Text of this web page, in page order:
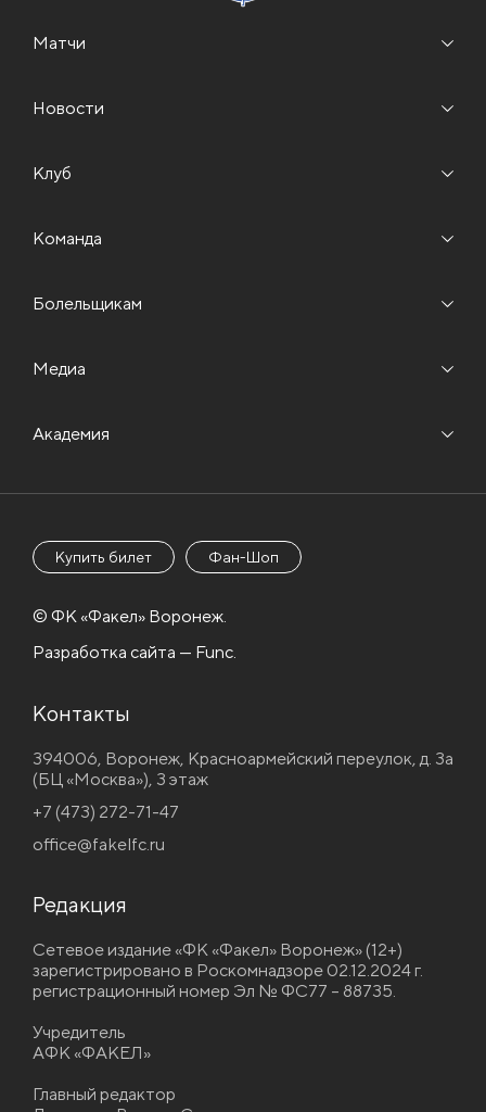
Матчи
Новости
Клуб
Команда
Болельщикам
Медиа
Академия
Купить билет Фан-Шоп
© ФК «Факел» Воронеж.
Разработка сайта — Func.
Контакты
394006, Воронеж, Красноармейский переулок, д. 3а
(БЦ «Москва»), 3 этаж
+7 (473) 272-71-47
office@fakelfc.ru
Редакция
Сетевое издание «ФК «Факел» Воронеж» (12+)
зарегистрировано в Роскомнадзоре 02.12.2024 г.
регистрационный номер Эл № ФС77 – 88735.
Учредитель
АФК «ФАКЕЛ»
Главный редактор